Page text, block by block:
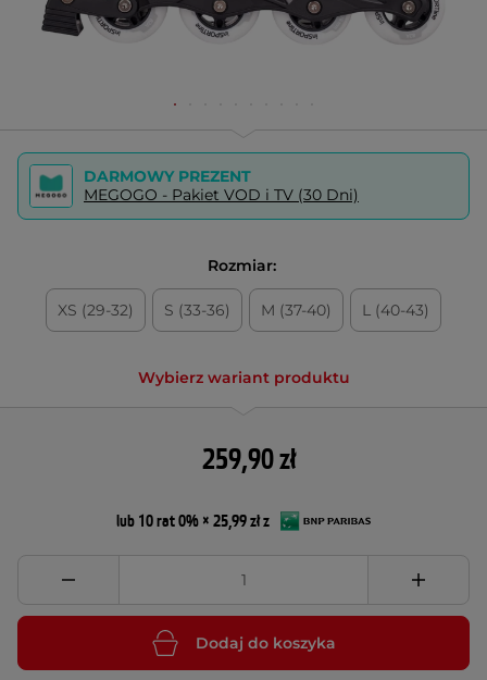
DARMOWY PREZENT
MEGOGO - Pakiet VOD i TV (30 Dni)
Rozmiar:
XS (29-32) S (33-36) M (37-40) L (40-43)
Wybierz wariant produktu
259,90 zł
lub 10 rat 0% × 25,99 zł z
Dodaj do koszyka